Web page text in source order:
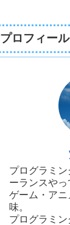
プロフィール
プログラミン
ーランスやっ
ゲーム・ア
味。
プログラミ